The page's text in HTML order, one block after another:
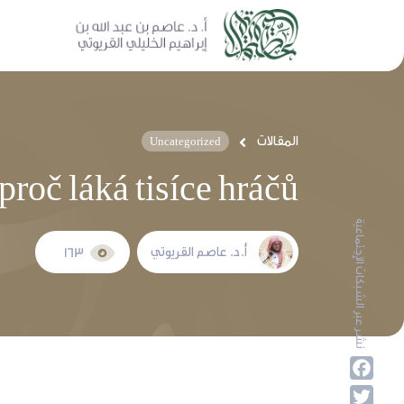
المقالات Uncategorized
láká tisíce hráčů
أ.د. عاصم القريوتي نشر عبر الشبكات الإجتماعية